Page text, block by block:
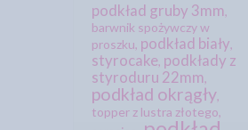
podkład gruby 3mm,
barwnik spożywczy w
proszku, podkład biały,
styrocake, podkłady z
styroduru 22mm,
podkład okrągły,
topper z lustra złotego,